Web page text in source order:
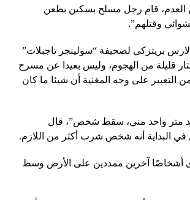
العدم، قام رجل مسلح بسكين بطعن
وقتلهم”.
بريتزكي لصحيفة “سولينجر تاجبلات”
قليلة من الهجوم، وليس بعيدا عن مسرح
التعبير على وجه المغنية أن شيئا ما كان
متر واحد مني، سقط شخص”، قال
في البداية أنه شخص شرب أكثر من اللازم.
أشخاصًا آخرين ممددين على الأرض وسط